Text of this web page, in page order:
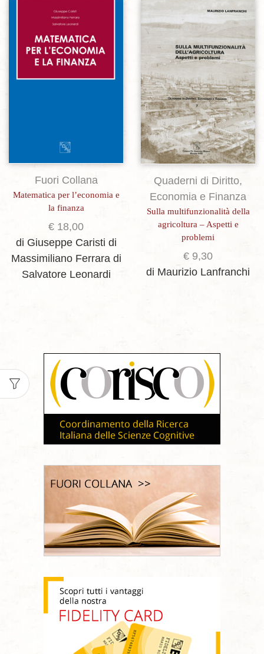
Aggiungi alla lista dei desideri
Fuori Collana
Matematica per l’economia e
la finanza
€ 18,00
di Giuseppe Caristi di
Massimiliano Ferrara di
Salvatore Leonardi
Aggiungi alla lista dei desideri
Quaderni di Diritto,
Economia e Finanza
Sulla multifunzionalità della
agricoltura – Aspetti e
problemi
€ 9,30
di Maurizio Lanfranchi